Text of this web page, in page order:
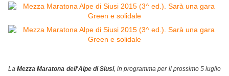
LaMezza Maratona dell'Alpe di Siusi, in programma per il prossimo 5 luglio